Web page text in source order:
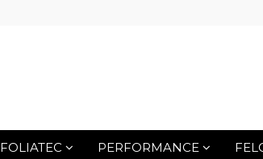
FOLIATEC PERFORMANCE